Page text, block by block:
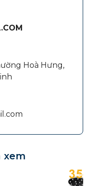
Hoà Hưng,
xem